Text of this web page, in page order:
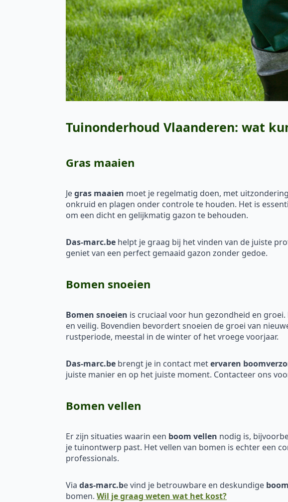
Tuinonderhoud Vlaanderen: wat
Gras maaien
Jegras maaien moet je regelmatig doen, met
onkruid en plagen onder controle te houden. Het is
om een dicht en gelijkmatig gazon te behouden.
Das-marc.be helpt je graag bij het vinden van de juiste
geniet van een perfect gemaaid gazon zonder gedoe.
Bomen snoeien
Bomen snoeien is cruciaal voor hun gezondheid en
en veilig. Bovendien bevordert snoeien de groei van
rustperiode, meestal in de winter of het vroege voorjaar.
Das-marc.be brengt je in contact metervaren
juiste manier en op het juiste moment. Contacteer ons
Bomen vellen
Er zijn situaties waarin een boom vellen nodig is,
je tuinontwerp past. Het vellen van bomen is echter een
professionals.
Via das-marc.be vind je betrouwbare en deskundige
bomen. Wil je graag weten wat het kost?